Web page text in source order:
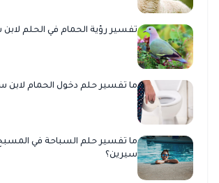
تفسير رؤية الحمام في الحلم
ما تفسير حلم دخول الحمام لابن
ما تفسير حلم السباحة في المسبح
سيرين؟